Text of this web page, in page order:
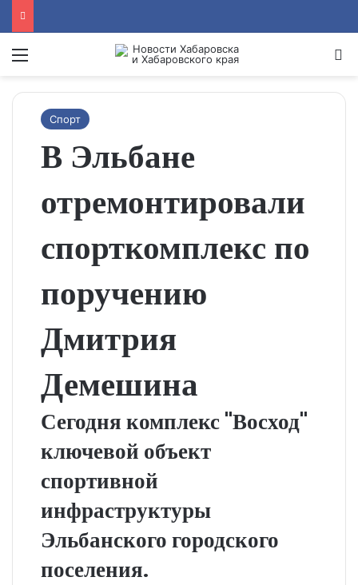
Menu
Спорт
В Эльбане
отремонтировали
спорткомплекс по
поручению
Дмитрия
Демешина
Сегодня комплекс "Восход"
ключевой объект
спортивной
инфраструктуры
Эльбанского городского
поселения.